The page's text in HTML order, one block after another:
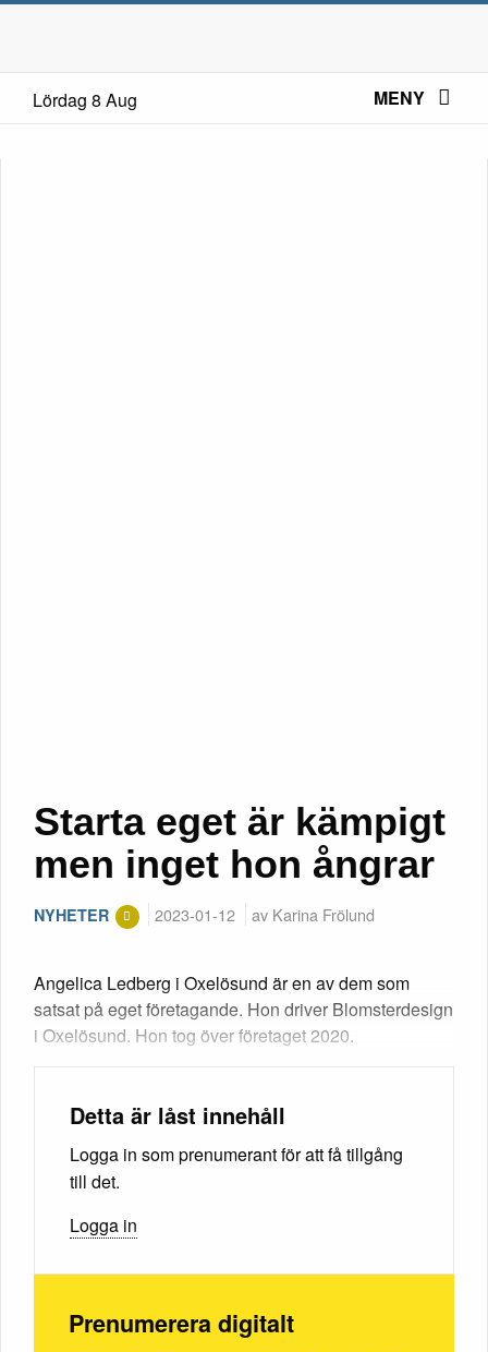
Lördag 8 Aug MENY
Starta eget är kämpigt
men inget hon ångrar
NYHETER 2023-01-12 av Karina Frölund
Angelica Ledberg i Oxelösund är en av dem som
satsat på eget företagande. Hon driver Blomsterdesign
i Oxelösund. Hon tog över företaget 2020.
Detta är låst innehåll
Logga in som prenumerant för att få tillgång
till det.
Logga in
Prenumerera digitalt